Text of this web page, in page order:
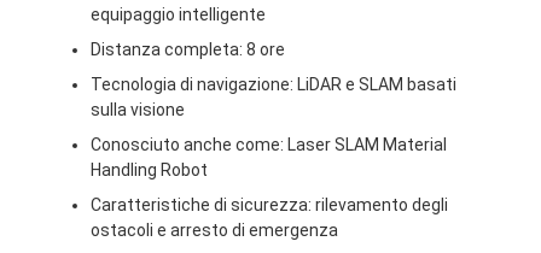
equipaggio intelligente
Distanza completa: 8 ore
Tecnologia di navigazione: LiDAR e SLAM basati
sulla visione
Conosciuto anche come: Laser SLAM Material
Handling Robot
Caratteristiche di sicurezza: rilevamento degli
ostacoli e arresto di emergenza